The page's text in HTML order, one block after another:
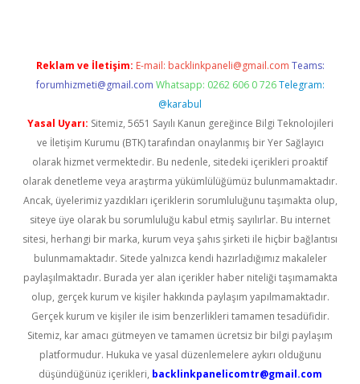
Reklam ve İletişim: E-mail: backlinkpaneli@gmail.com Teams:
forumhizmeti@gmail.com Whatsapp: 0262 606 0 726 Telegram:
@karabul
Yasal Uyarı: Sitemiz, 5651 Sayılı Kanun gereğince Bilgi Teknolojileri
ve İletişim Kurumu (BTK) tarafından onaylanmış bir Yer Sağlayıcı
olarak hizmet vermektedir. Bu nedenle, sitedeki içerikleri proaktif
olarak denetleme veya araştırma yükümlülüğümüz bulunmamaktadır.
Ancak, üyelerimiz yazdıkları içeriklerin sorumluluğunu taşımakta olup,
siteye üye olarak bu sorumluluğu kabul etmiş sayılırlar. Bu internet
sitesi, herhangi bir marka, kurum veya şahıs şirketi ile hiçbir bağlantısı
bulunmamaktadır. Sitede yalnızca kendi hazırladığımız makaleler
paylaşılmaktadır. Burada yer alan içerikler haber niteliği taşımamakta
olup, gerçek kurum ve kişiler hakkında paylaşım yapılmamaktadır.
Gerçek kurum ve kişiler ile isim benzerlikleri tamamen tesadüfidir.
Sitemiz, kar amacı gütmeyen ve tamamen ücretsiz bir bilgi paylaşım
platformudur. Hukuka ve yasal düzenlemelere aykırı olduğunu
düşündüğünüz içerikleri, backlinkpanelicomtr@gmail.com